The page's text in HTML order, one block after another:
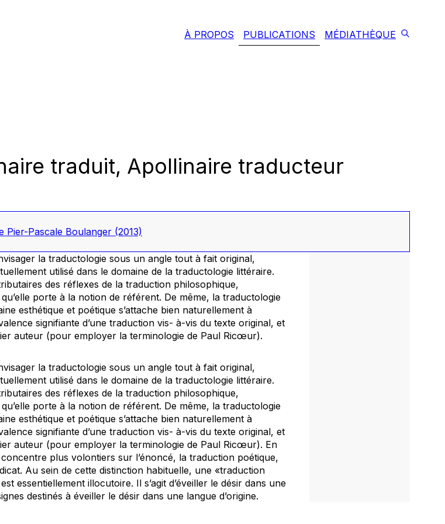
À PROPOS PUBLICATIONS MÉDIATHÈQUE
traduit, Apollinaire traducteur
Pier-Pascale Boulanger (2013)
la traductologie sous un angle tout à fait original,
utilisé dans le domaine de la traductologie littéraire.
des réflexes de la traduction philosophique,
porte à la notion de référent. De même, la traductologie
esthétique et poétique s’attache bien naturellement à
signifiante d’une traduction vis- à-vis du texte original, et
auteur (pour employer la terminologie de Paul Ricœur).
la traductologie sous un angle tout à fait original,
utilisé dans le domaine de la traductologie littéraire.
des réflexes de la traduction philosophique,
porte à la notion de référent. De même, la traductologie
esthétique et poétique s’attache bien naturellement à
signifiante d’une traduction vis- à-vis du texte original, et
auteur (pour employer la terminologie de Paul Ricœur). En
plus volontiers sur l’énoncé, la traduction poétique,
Au sein de cette distinction habituelle, une «traduction
essentiellement illocutoire. Il s’agit d’éveiller le désir dans une
destinés à éveiller le désir dans une langue d’origine.